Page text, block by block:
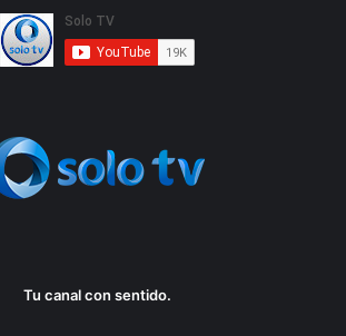
Tu canal con sentido.